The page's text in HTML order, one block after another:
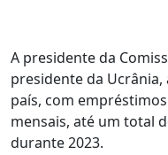
A presidente da
presidente da
país, com
mensais, até um total
durante 2023.